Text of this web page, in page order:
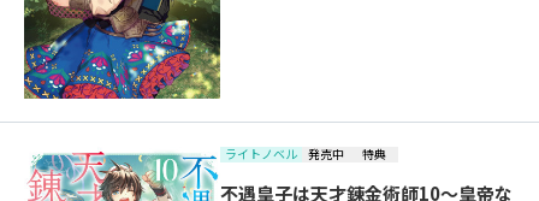
ライトノベル 発売中 特典
不遇皇子は天才錬金術師10～皇帝な